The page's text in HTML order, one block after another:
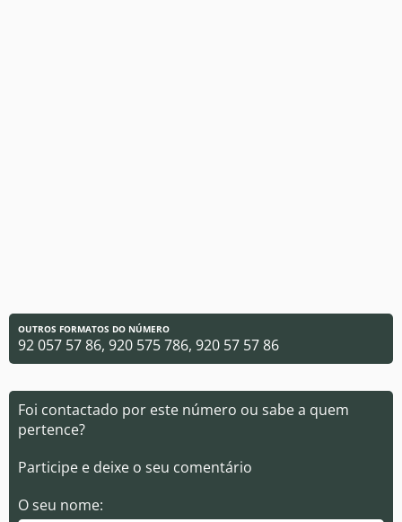
OUTROS FORMATOS DO NÚMERO
92 057 57 86, 920 575 786, 920 57 57 86
Foi contactado por este número ou sabe a quem
pertence?
Participe e deixe o seu comentário
O seu nome: